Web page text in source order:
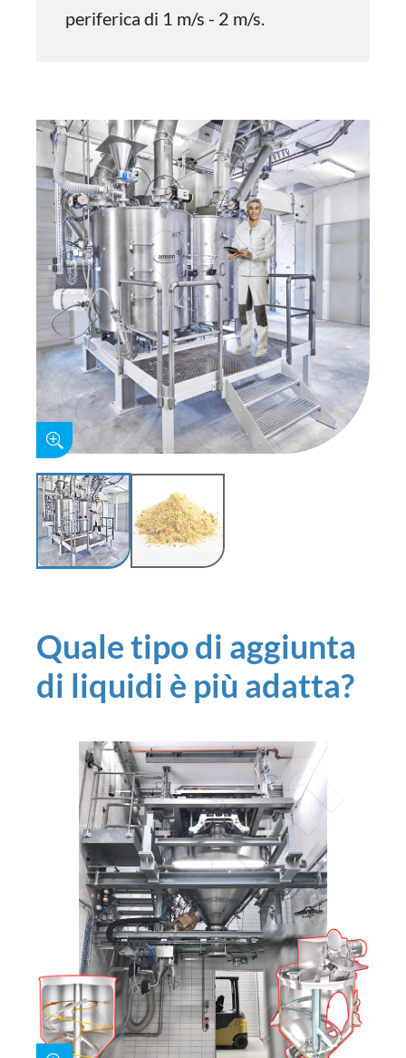
periferica di 1 m/s - 2 m/s.
Quale tipo di aggiunta
di liquidi è più adatta?